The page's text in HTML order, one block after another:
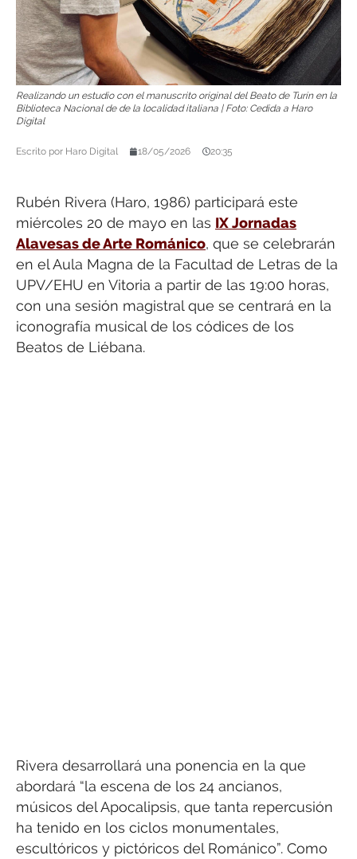
Realizando un estudio con el manuscrito original del Beato de Turín en la
Biblioteca Nacional de de la localidad italiana | Foto: Cedida a Haro
Digital
Escrito por Haro Digital 18/05/2026 20:35
Rubén Rivera (Haro, 1986) participará este
miércoles 20 de mayo en las IX Jornadas
Alavesas de Arte Románico, que se celebrarán
en el Aula Magna de la Facultad de Letras de la
UPV/EHU en Vitoria a partir de las 19:00 horas,
con una sesión magistral que se centrará en la
iconografía musical de los códices de los
Beatos de Liébana.
Rivera desarrollará una ponencia en la que
abordará “la escena de los 24 ancianos,
músicos del Apocalipsis, que tanta repercusión
ha tenido en los ciclos monumentales,
escultóricos y pictóricos del Románico”. Como